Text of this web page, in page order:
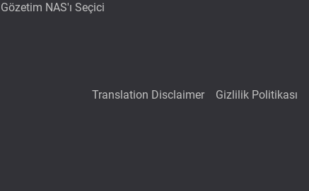
Gözetim NAS'ı Seçici
Translation Disclaimer Gizlilik Politikası